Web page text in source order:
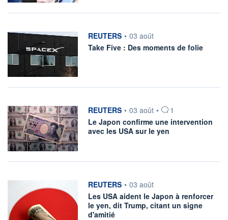
information fournie par
REUTERS • 03 août
Take Five : Des moments de folie
information fournie par
REUTERS • 03 août •
1
Le Japon confirme une intervention
avec les USA sur le yen
information fournie par
REUTERS • 03 août
Les USA aident le Japon à renforcer
le yen, dit Trump, citant un signe
d'amitié